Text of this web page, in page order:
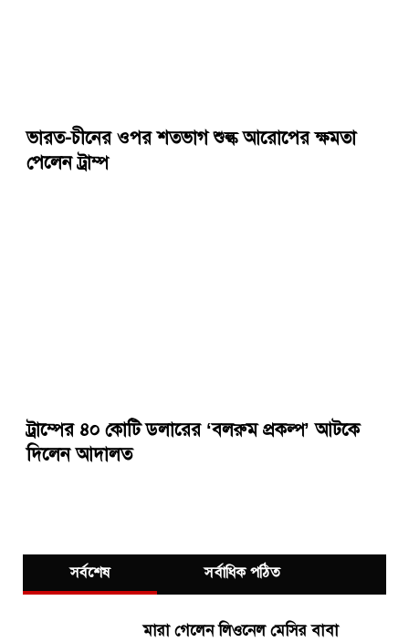
ভারত-চীনের ওপর শতভাগ শুল্ক আরোপের ক্ষমতা
পেলেন ট্রাম্প
ট্রাম্পের ৪০ কোটি ডলারের ‘বলরুম প্রকল্প’ আটকে
দিলেন আদালত
সর্বশেষ সর্বাধিক পঠিত
মারা গেলেন লিওনেল মেসির বাবা